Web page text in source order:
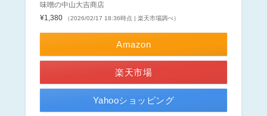
味噌の中山大吉商店
¥1,380
（2026/02/17 18:36時点 | 楽天市場調べ）
Amazon
楽天市場
Yahooショッピング